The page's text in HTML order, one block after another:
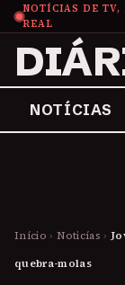
NOTÍCIAS DE TV,
REAL
NOTÍCIAS
Início › Noticías ›
quebra-molas